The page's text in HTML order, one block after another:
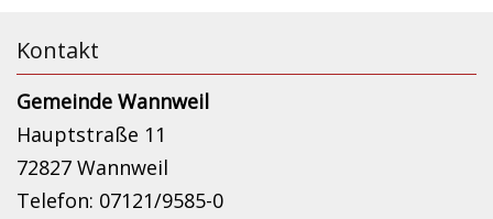
Kontakt
Gemeinde Wannweil
Hauptstraße 11
72827 Wannweil
Telefon: 07121/9585-0